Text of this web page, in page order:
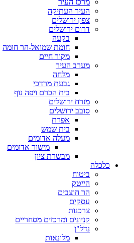
מרכז העיר
העיר העתיקה
צפון ירושלים
דרום ירושלים
בקעה
חומת שמואל-הר חומה
מקור חיים
מערב העיר
מלחה
גבעת מרדכי
בית הכרם ויפה נוף
מזרח ירושלים
סובב ירושלים
אפרת
בית שמש
מעלה אדומים
מישור אדומים
מבשרת ציון
כלכלה
ביטוח
הייטק
הר חוצבים
עסקים
צרכנות
קניונים ומרכזים מסחריים
נדל"ן
מלונאות